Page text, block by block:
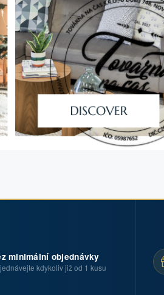
minimální objednávky
kdykoliv již od 1 kusu